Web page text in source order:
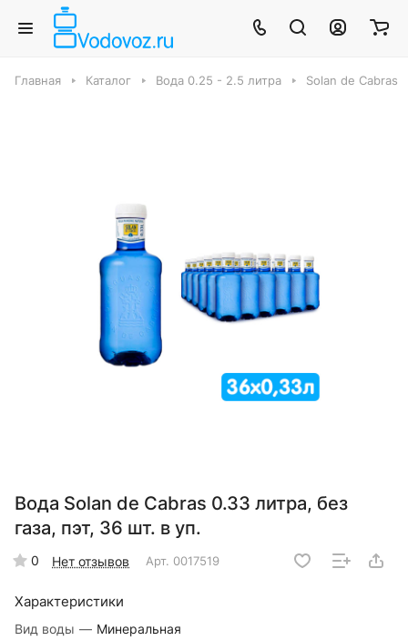
Главная Каталог Вода 0.25 - 2.5 литра Solan de Cabras
Вода Solan de Cabras 0.33 литра, без
газа, пэт, 36 шт. в уп.
0 Нет отзывов Арт. 0017519
Характеристики
Вид воды — Минеральная